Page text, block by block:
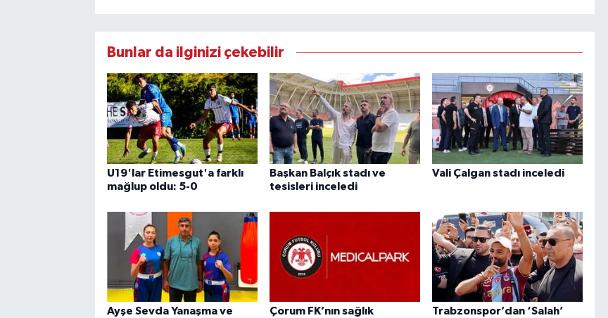
Bunlar da ilginizi çekebilir
U19'lar Etimesgut'a farklı
mağlup oldu: 5-0
Başkan Balçık stadı ve
tesisleri inceledi
Vali Çalgan stadı inceledi
Ayşe Sevda Yanaşma ve
Çorum FK’nın sağlık
Trabzonspor’dan ‘Salah’